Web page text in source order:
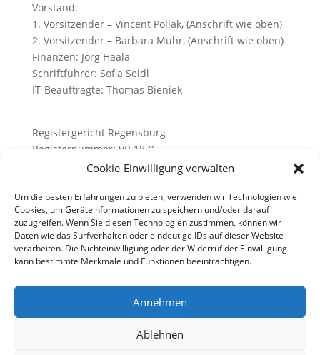
Cookie-Einwilligung verwalten
Um die besten Erfahrungen zu bieten, verwenden wir Technologien wie
Cookies, um Geräteinformationen zu speichern und/oder darauf
zuzugreifen. Wenn Sie diesen Technologien zustimmen, können wir
Daten wie das Surfverhalten oder eindeutige IDs auf dieser Website
verarbeiten. Die Nichteinwilligung oder der Widerruf der Einwilligung
kann bestimmte Merkmale und Funktionen beeinträchtigen.
Annehmen
Ablehnen
Vorstand:
1. Vorsitzender – Vincent Pollak, (Anschrift wie oben)
2. Vorsitzender – Barbara Muhr, (Anschrift wie oben)
Finanzen: Jörg Haala
Schriftführer: Sofia Seidl
IT-Beauftragte: Thomas Bieniek
Registergericht Regensburg
Registernummer: VR 1871
Finazamt Regensburg
Inhaltlich Verantwortlicher gemäß §6 MDStV: Der
Vorstand des KunstvereinGRAZ
© 2025 KunstvereinGRAZ e.V. |
Datenschutzerklärung|Cookie Policy